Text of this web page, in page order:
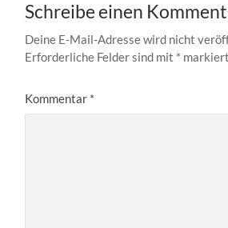
Schreibe einen
Deine E-Mail-Adresse wird nicht
Erforderliche Felder sind mit * markiert
Kommentar *